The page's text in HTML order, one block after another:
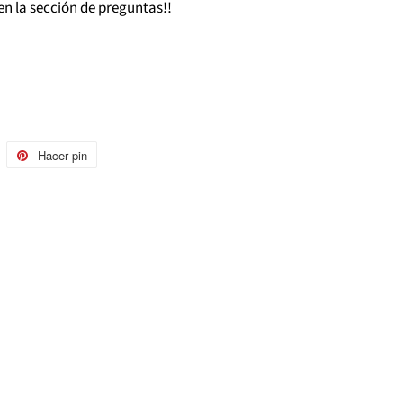
la sección de preguntas!!
Tuitear
Hacer pin